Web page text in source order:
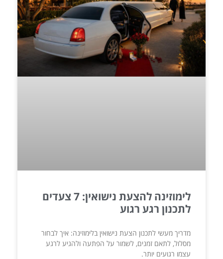
לימוזינה להצעת נישואין: 7 צעדים
לתכנון רגע רגוע
מדריך מעשי לתכנון הצעת נישואין בלימוזינה: איך לבחור
מסלול, לתאם זמנים, לשמור על הפתעה ולהגיע לרגע
עצמו רגועים יותר.